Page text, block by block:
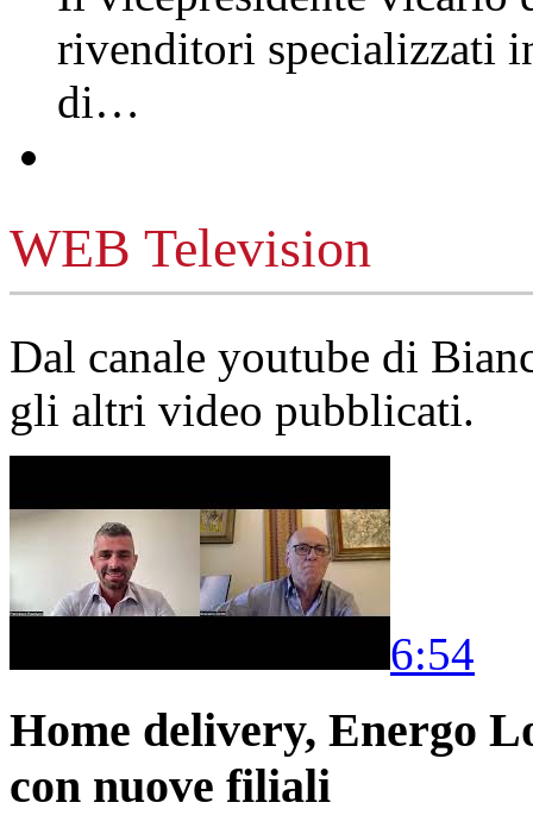
rivenditori specializzati
di…
WEB Television
Dal canale youtube di
gli altri video pubblicati.
6:54
Home delivery, Energo
con nuove filiali